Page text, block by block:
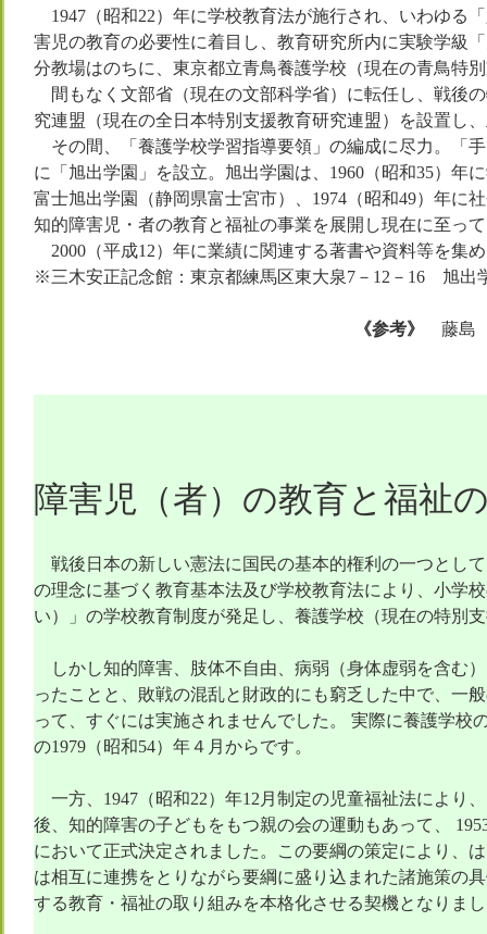
1947（昭和22）年に学校教育法が施行され、いわゆる
害児の教育の必要性に着目し、教育研究所内に実験学級
分教場はのちに、東京都立青鳥養護学校（現在の青鳥特
間もなく文部省（現在の文部科学省）に転任し、戦後
究連盟（現在の全日本特別支援教育研究連盟）を設置し
その間、「養護学校学習指導要領」の編成に尽力。「
に「旭出学園」を設立。旭出学園は、1960（昭和35）年
富士旭出学園（静岡県富士宮市）、1974（昭和49）年に
知的障害児・者の教育と福祉の事業を展開し現在に至っ
2000（平成12）年に業績に関連する著書や資料等を集
※三木安正記念館：東京都練馬区東大泉7－12－16 旭
《参考》 藤島
障害児（者）の教育と福祉
戦後日本の新しい憲法に国民の基本的権利の一つとし
の理念に基づく教育基本法及び学校教育法により、小学
い）」の学校教育制度が発足し、養護学校（現在の特別
しかし知的障害、肢体不自由、病弱（身体虚弱を含む
ったことと、敗戦の混乱と財政的にも窮乏した中で、一
って、すぐには実施されませんでした。 実際に養護学
の1979（昭和54）年４月からです。
一方、1947（昭和22）年12月制定の児童福祉法により
後、知的障害の子どもをもつ親の会の運動もあって、
において正式決定されました。この要綱の策定により、
は相互に連携をとりながら要綱に盛り込まれた諸施策の
する教育・福祉の取り組みを本格化させる契機となりま